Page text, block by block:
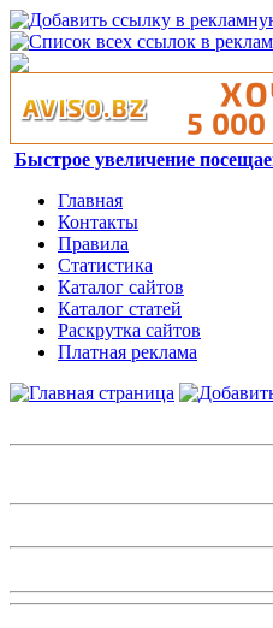
Быстрое увеличение
Главная
Контакты
Правила
Статистика
Каталог сайтов
Каталог статей
Раскрутка сайтов
Платная реклама